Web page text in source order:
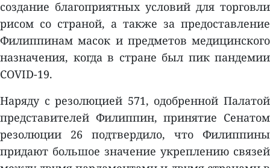
создание благоприятных условий для торговли
рисом со страной, а также за предоставление
Филиппинам масок и предметов медицинского
назначения, когда в стране был пик пандемии
COVID-19.
Наряду с резолюцией 571, одобренной Палатой
представителей Филиппин, принятие Сенатом
резолюции 26 подтвердило, что Филиппины
придают большое значение укреплению связей